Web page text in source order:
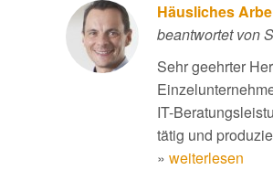
Häusliches
beantwortet von
Sehr geehrter
IT-
tätig und
» weiterlesen